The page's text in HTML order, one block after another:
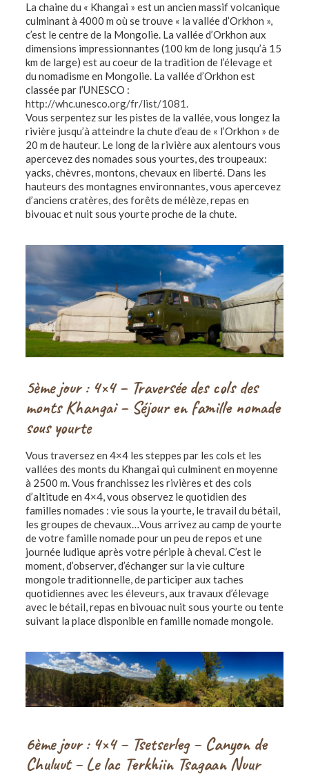
La chaine du « Khangai » est un ancien massif volcanique
culminant à 4000 m où se trouve « la vallée d’Orkhon »,
c’est le centre de la Mongolie. La vallée d’Orkhon aux
dimensions impressionnantes (100 km de long jusqu’à 15
km de large) est au coeur de la tradition de l’élevage et
du nomadisme en Mongolie. La vallée d’Orkhon est
classée par l’UNESCO :
http://whc.unesco.org/fr/list/1081.
Vous serpentez sur les pistes de la vallée, vous longez la
rivière jusqu’à atteindre la chute d’eau de « l’Orkhon » de
20 m de hauteur. Le long de la rivière aux alentours vous
apercevez des nomades sous yourtes, des troupeaux:
yacks, chèvres, montons, chevaux en liberté. Dans les
hauteurs des montagnes environnantes, vous apercevez
d’anciens cratères, des forêts de mélèze, repas en
bivouac et nuit sous yourte proche de la chute.
5èmejour: 4×4 – Traversée des cols des
monts Khangai – Séjour en famille nomade
sous yourte
Vous traversez en 4×4 les steppes par les cols et les
vallées des monts du Khangai qui culminent en moyenne
à 2500 m. Vous franchissez les rivières et des cols
d’altitude en 4×4, vous observez le quotidien des
familles nomades : vie sous la yourte, le travail du bétail,
les groupes de chevaux…Vous arrivez au camp de yourte
de votre famille nomade pour un peu de repos et une
journée ludique après votre périple à cheval. C’est le
moment, d’observer, d’échanger sur la vie culture
mongole traditionnelle, de participer aux taches
quotidiennes avec les éleveurs, aux travaux d’élevage
avec le bétail, repas en bivouac nuit sous yourte ou tente
suivant la place disponible en famille nomade mongole.
6ème jour : 4×4 – Tsetserleg – Canyon de
Chuluut – Le lac Terkhiin Tsagaan Nuur